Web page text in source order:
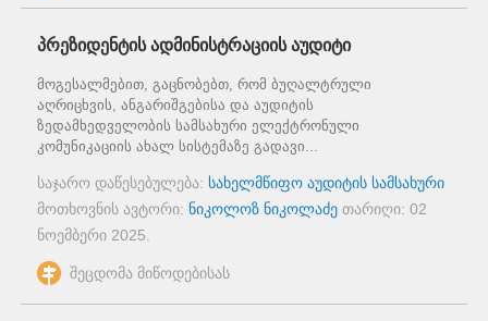
პრეზიდენტის ადმინისტრაციის აუდიტი
მოგესალმებით, გაცნობებთ, რომ ბუღალტრული
აღრიცხვის, ანგარიშგებისა და აუდიტის
ზედამხედველობის სამსახური ელექტრონული
კომუნიკაციის ახალ სისტემაზე გადავი...
საჯარო დაწესებულება: სახელმწიფო აუდიტის სამსახური
მოთხოვნის ავტორი: ნიკოლოზ ნიკოლაძე თარიღი: 02
ნოემბერი 2025
შეცდომა მიწოდებისას